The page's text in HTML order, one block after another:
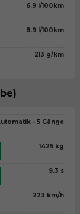
6.9 l/100km
8.9 l/100km
213 g/km
- 5 Gänge
1425 kg
9.3 s
223 km/h